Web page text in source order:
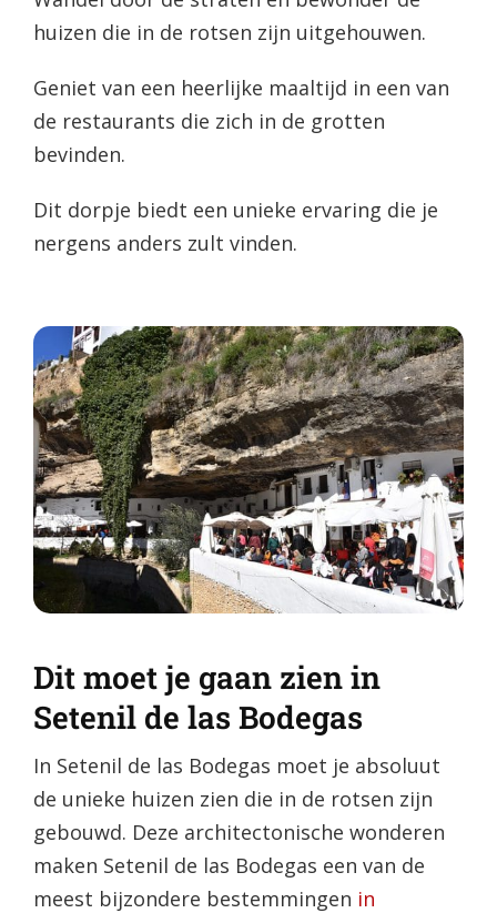
huizen die in de rotsen zijn uitgehouwen.
Geniet van een heerlijke maaltijd in een van
de restaurants die zich in de grotten
bevinden.
Dit dorpje biedt een unieke ervaring die je
nergens anders zult vinden.
Dit moet je gaan zien in
Setenil de las Bodegas
In Setenil de las Bodegas moet je absoluut
de unieke huizen zien die in de rotsen zijn
gebouwd. Deze architectonische wonderen
maken Setenil de las Bodegas een van de
meest bijzondere bestemmingen in